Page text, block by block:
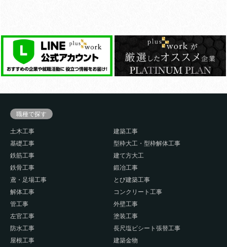
職種で探す
土木工事
建築工事
基礎工事
型枠大工・型枠解体工事
鉄筋工事
建て方大工
鉄骨工事
鍛冶工事
鳶・足場工事
とび建築工事
解体工事
コンクリート工事
管工事
外壁工事
左官工事
塗装工事
防水工事
長尺塩ビシート張替工事
屋根工事
建築金物